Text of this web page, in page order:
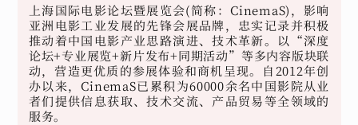
上海国际电影论坛暨展览会(简称：CinemaS)，影响
亚洲电影工业发展的先锋会展品牌，忠实记录并积极
推动着中国电影产业思路演进、技术革新。以“深度
论坛+专业展览+新片发布+同期活动”等多内容版块联
动，营造更优质的参展体验和商机呈现。自2012年创
办以来，CinemaS已累积为60000余名中国影院从业
者们提供信息获取、技术交流、产品贸易等全领域的
服务。